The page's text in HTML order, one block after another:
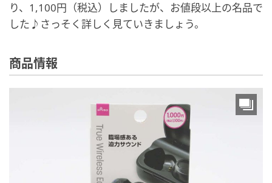
り、1,100円（税込）しましたが、お値段以上の名品で
した♪さっそく詳しく見ていきましょう。
商品情報